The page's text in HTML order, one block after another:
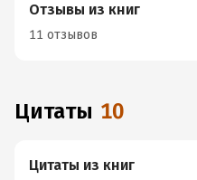
Отзывы из книг
11 отзывов
Цитаты 10
Цитаты из книг